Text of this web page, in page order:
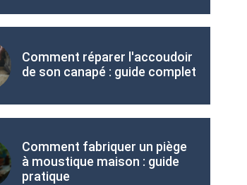
Comment réparer l'accoudoir
de son canapé : guide complet
Comment fabriquer un piège
à moustique maison : guide
pratique